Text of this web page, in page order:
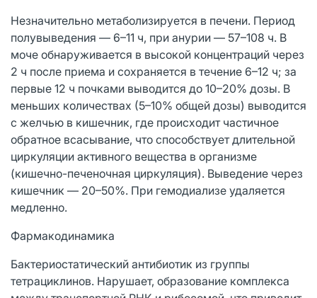
Незначительно метаболизируется в печени. Период
полувыведения — 6–11 ч, при анурии — 57–108 ч. В
моче обнаруживается в высокой концентраций через
2 ч после приема и сохраняется в течение 6–12 ч; за
первые 12 ч почками выводится до 10–20% дозы. В
меньших количествах (5–10% общей дозы) выводится
с желчью в кишечник, где происходит частичное
обратное всасывание, что способствует длительной
циркуляции активного вещества в организме
(кишечно-печеночная циркуляция). Выведение через
кишечник — 20–50%. При гемодиализе удаляется
медленно.
Фармакодинамика
Бактериостатический антибиотик из группы
тетрациклинов. Нарушает, образование комплекса